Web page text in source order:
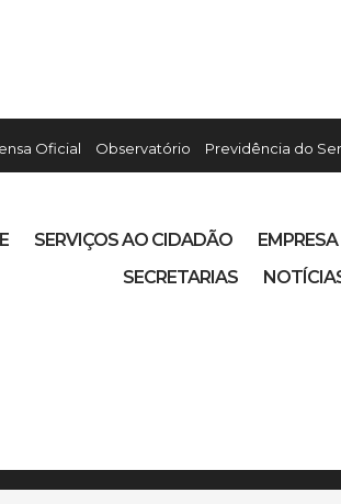
Oficial Observatório Previdência do
SERVIÇOS AO CIDADÃO EMPRESA
SECRETARIAS